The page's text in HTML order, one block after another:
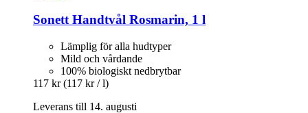
SonettHandtvål Rosmarin, 1 l
Lämplig för alla hudtyper
Mild och vårdande
100% biologiskt nedbrytbar
117 kr (117 kr / l)
Leverans till 14. augusti